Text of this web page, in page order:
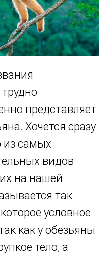
представляет
Хочется сразу
из самых
видов
на нашей
так
условное
как у обезьяны
тело, а